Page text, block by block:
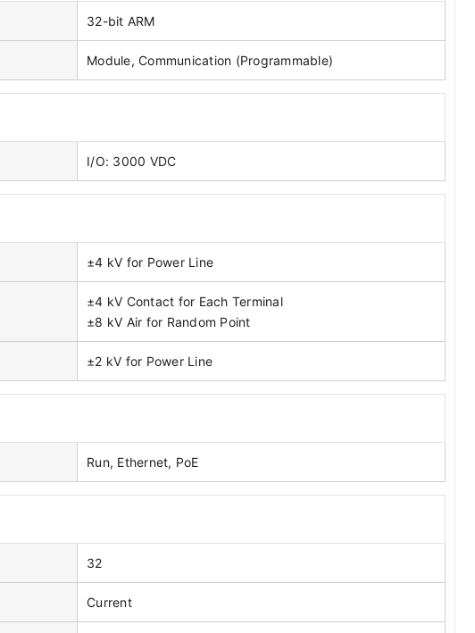
32-bit ARM
Module, Communication (Programmable)
I/O: 3000 VDC
±4 kV for Power Line
±4 kV Contact for Each Terminal
±8 kV Air for Random Point
±2 kV for Power Line
Run, Ethernet, PoE
32
Current